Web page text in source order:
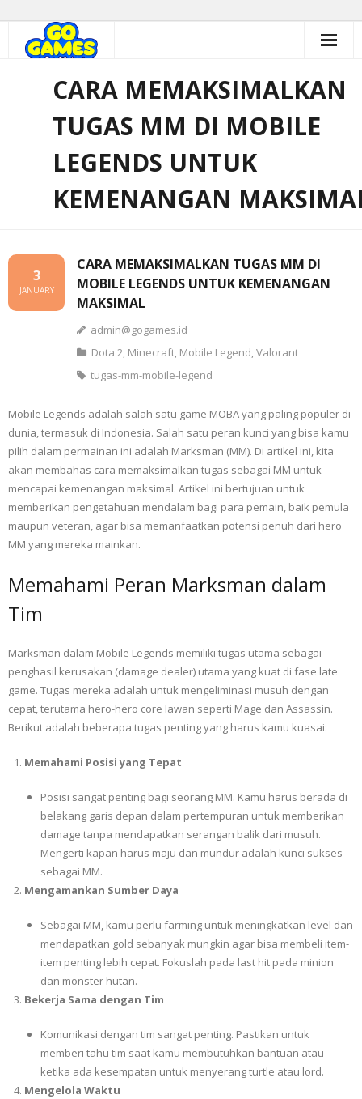
CARA MEMAKSIMALKAN
TUGAS MM DI MOBILE
LEGENDS UNTUK
KEMENANGAN
CARA MEMAKSIMALKAN TUGAS MM DI
MOBILE LEGENDS UNTUK KEMENANGAN
MAKSIMAL
3
JANUARY
admin@gogames.id
Dota 2, Minecraft, Mobile Legend,Valorant
tugas-mm-mobile-legend
Mobile Legends adalah salah satu game MOBA yang paling populer di
dunia, termasuk di Indonesia. Salah satu peran kunci yang bisa kamu
pilih dalam permainan ini adalah Marksman (MM). Di artikel ini, kita
akan membahas cara memaksimalkan tugas sebagai MM untuk
mencapai kemenangan maksimal. Artikel ini bertujuan untuk
memberikan pengetahuan mendalam bagi para pemain, baik pemula
maupun veteran, agar bisa memanfaatkan potensi penuh dari hero
MM yang mereka mainkan.
Memahami Peran Marksman dalam
Tim
Marksman dalam Mobile Legends memiliki tugas utama sebagai
penghasil kerusakan (damage dealer) utama yang kuat di fase late
game. Tugas mereka adalah untuk mengeliminasi musuh dengan
cepat, terutama hero-hero core lawan seperti Mage dan Assassin.
Berikut adalah beberapa tugas penting yang harus kamu kuasai:
Memahami Posisi yang Tepat
Posisi sangat penting bagi seorang MM. Kamu harus berada di
belakang garis depan dalam pertempuran untuk memberikan
damage tanpa mendapatkan serangan balik dari musuh.
Mengerti kapan harus maju dan mundur adalah kunci sukses
sebagai MM.
Mengamankan Sumber Daya
Sebagai MM, kamu perlu farming untuk meningkatkan level dan
mendapatkan gold sebanyak mungkin agar bisa membeli item-
item penting lebih cepat. Fokuslah pada last hit pada minion
dan monster hutan.
Bekerja Sama dengan Tim
Komunikasi dengan tim sangat penting. Pastikan untuk
memberi tahu tim saat kamu membutuhkan bantuan atau
ketika ada kesempatan untuk menyerang turtle atau lord.
Mengelola Waktu